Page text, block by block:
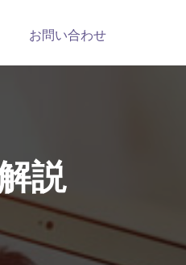
お問い合わせ
説